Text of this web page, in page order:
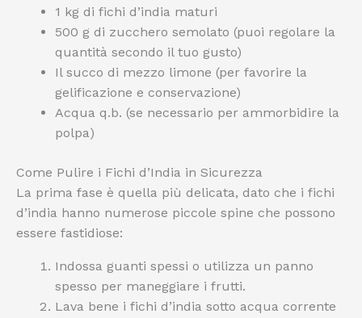
1 kg di fichi d’india maturi
500 g di zucchero semolato (puoi regolare la
quantità secondo il tuo gusto)
Il succo di mezzo limone (per favorire la
gelificazione e conservazione)
Acqua q.b. (se necessario per ammorbidire la
polpa)
Come Pulire i Fichi d’India in Sicurezza
La prima fase è quella più delicata, dato che i fichi
d’india hanno numerose piccole spine che possono
essere fastidiose:
Indossa guanti spessi o utilizza un panno
spesso per maneggiare i frutti.
Lava bene i fichi d’india sotto acqua corrente